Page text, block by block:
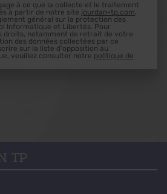
à ce que la collecte et le traitement
à partir de notre site jourdan-tp.com,
général sur la protection des
Informatique et Libertés. Pour
droits, notamment de retrait de votre
des données collectées par ce
sur la liste d'opposition au
veuillez consulter notre politique de
TP